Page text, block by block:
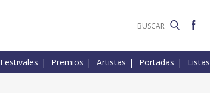
Festivales Premios Artistas Portadas Listas